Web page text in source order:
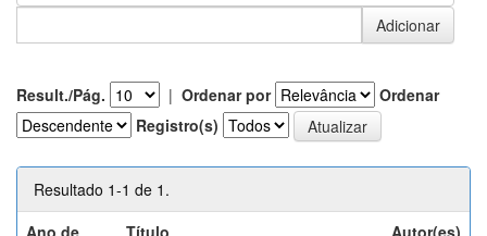
Result./Pág. | Ordenar por
Ordenar
Registro(s)
Resultado 1-1 de 1.
Ano de
Título Autor(es)